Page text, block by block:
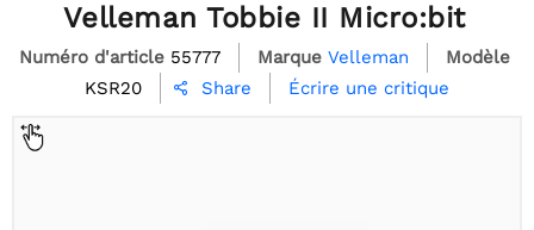
Velleman Tobbie II Micro:bit
Numéro d'article 55777 Marque Velleman
Modèle
KSR20
 Share Écrire une critique